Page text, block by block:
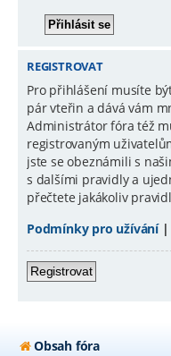
REGISTROVAT
Pro přihlášení musíte
pár vteřin a dává vám
Administrátor fóra též
registrovaným
jste se obeznámili s
s dalšími pravidly a
přečtete jakákoliv
Podmínky pro užívání
Registrovat
Obsah fóra